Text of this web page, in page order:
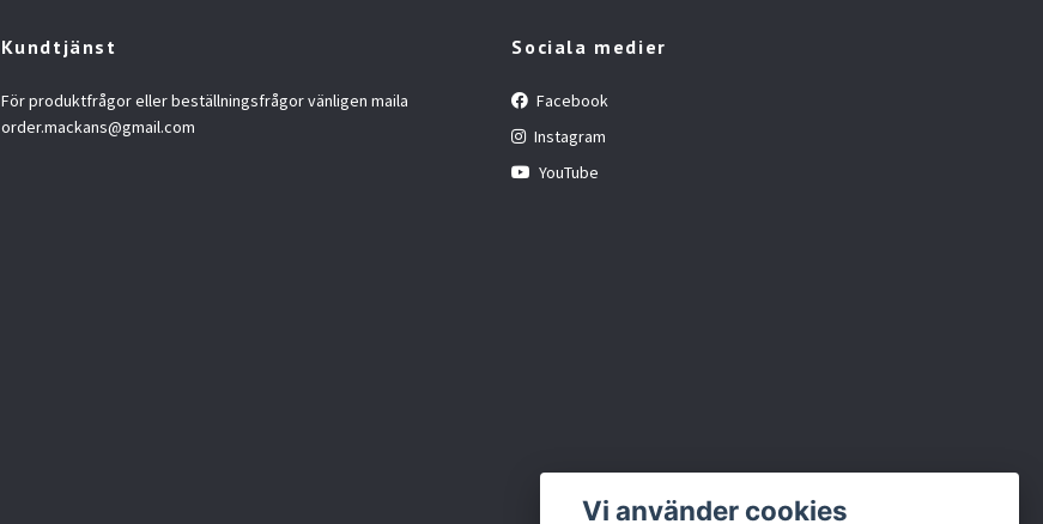
Kundtjänst
För produktfrågor eller beställningsfrågor vänligen maila
order.mackans@gmail.com
Sociala medier
Facebook
Instagram
YouTube
Vi använder cookies